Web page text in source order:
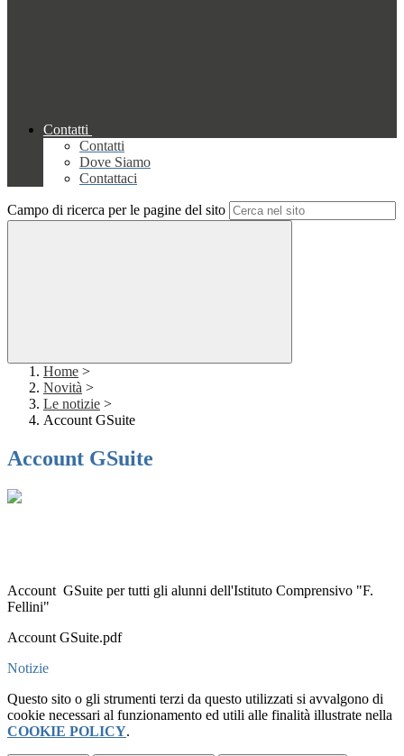
Contatti
Contatti
Dove Siamo
Contattaci
Campo di ricerca per le pagine del sito
Home >
Novità >
Le notizie >
Account GSuite
Account GSuite
Account GSuite per tutti gli alunni dell'Istituto Comprensivo "F.
Fellini"
Account GSuite.pdf
Notizie
Questo sito o gli strumenti terzi da questo utilizzati si avvalgono di
cookie necessari al funzionamento ed utili alle finalità illustrate nella
COOKIE POLICY.